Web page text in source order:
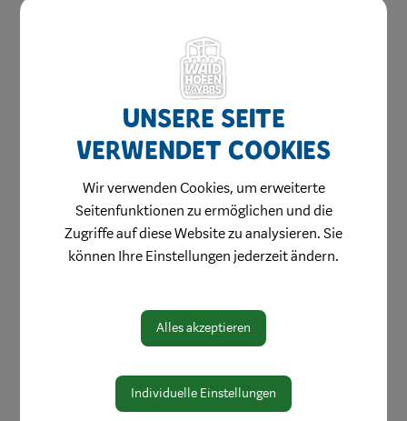
Online Formulare
MitarbeiterInnen
Leitbild
Digitale Amtstafel
Protokolle & Publikationen
Unsere Seite
verwendet Cookies
Wir verwenden Cookies, um erweiterte
Seitenfunktionen zu ermöglichen und die
Zugriffe auf diese Website zu analysieren. Sie
können Ihre Einstellungen jederzeit ändern.
Alles akzeptieren
Individuelle Einstellungen